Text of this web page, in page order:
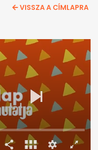
VISSZA A CÍMLAPRA